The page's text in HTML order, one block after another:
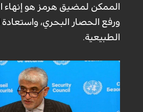
الممكن لمضيق هرمز هو إنهاء
ورفع الحصار البحري، واستعادة
الطبيعية.